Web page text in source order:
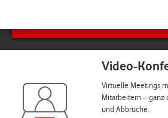
Video-
Virtuelle Meetings
Mitarbeitern –
und Abbrüche.